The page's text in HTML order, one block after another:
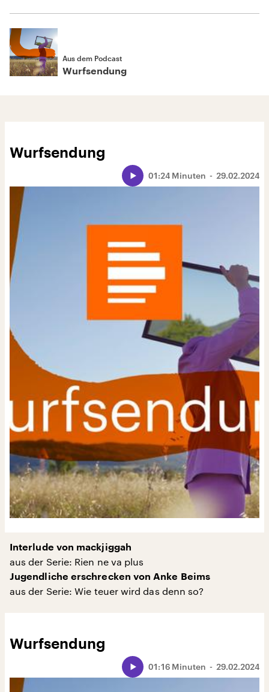
Aus dem Podcast
Wurfsendung
Wurfsendung
29.02.2024
01:24 Minuten
Interlude von mackjiggah
aus der Serie: Rien ne va plus
Jugendliche erschrecken von Anke Beims
aus der Serie: Wie teuer wird das denn so?
Wurfsendung
29.02.2024
01:16 Minuten